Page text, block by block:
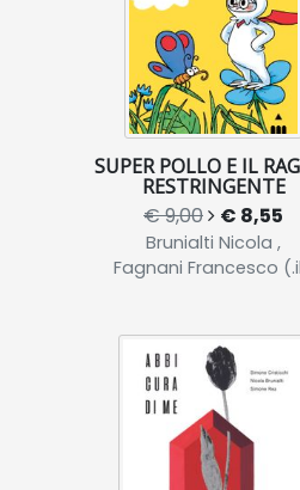
SUPER POLLO E IL
RESTRINGENTE
€ 9,00 € 8,55
Brunialti Nicola ,
Fagnani Francesco